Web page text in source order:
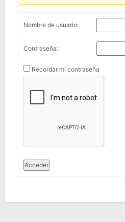
Nombre de usuario:
Contraseña:
Recordar mi contraseña
Acceder